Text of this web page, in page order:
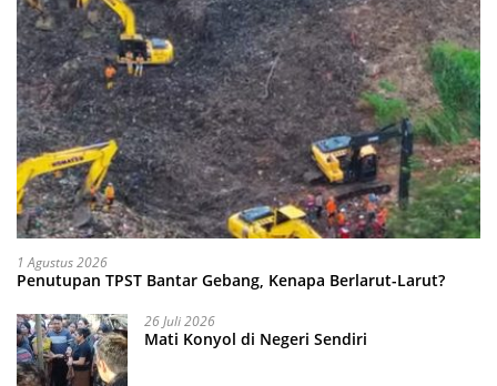
1 Agustus 2026
Penutupan TPST Bantar Gebang, Kenapa Berlarut-Larut?
26 Juli 2026
Mati Konyol di Negeri Sendiri